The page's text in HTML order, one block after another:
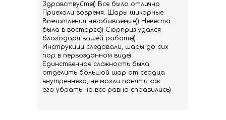
Здравствуйте)) Все было отлично
Приехали вовремя. Шары шикарные
Впечатления незабываемые)) Невеста
была в восторге)) Сюрприз удался
благодаря вашей работе))
Инструкции следовали, шары до сих
пор в первозданном виде)
Единственное сложность была
отделить большой шар от сердца
внутреннего, не могли понять как
его убрать но все равно справились)